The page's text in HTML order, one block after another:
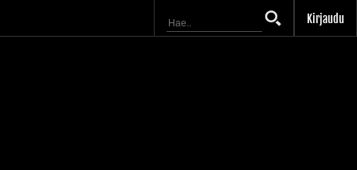
Kirjaudu